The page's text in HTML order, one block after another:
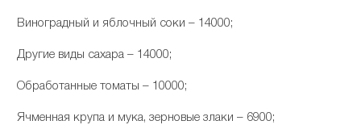
Виноградный и яблочный соки – 14000;
Другие виды сахара – 14000;
Обработанные томаты – 10000;
Ячменная крупа и мука, зерновые злаки – 6900;